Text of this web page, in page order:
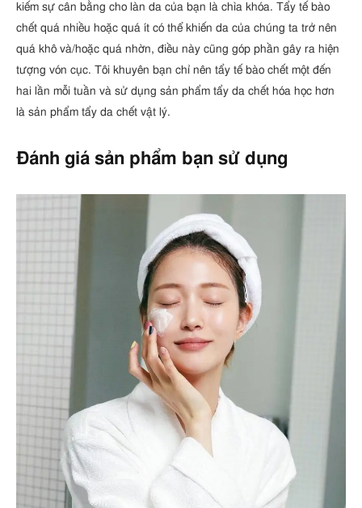
kiếm sự cân bằng cho làn da của bạn là chìa khóa. Tẩy tế bào
chết quá nhiều hoặc quá ít có thể khiến da của chúng ta trở nên
quá khô và/hoặc quá nhờn, điều này cũng góp phần gây ra hiện
tượng vón cục. Tôi khuyên bạn chỉ nên tẩy tế bào chết một đến
hai lần mỗi tuần và sử dụng sản phẩm tẩy da chết hóa học hơn
là sản phẩm tẩy da chết vật lý.
Đánh giá sản phẩm bạn sử dụng